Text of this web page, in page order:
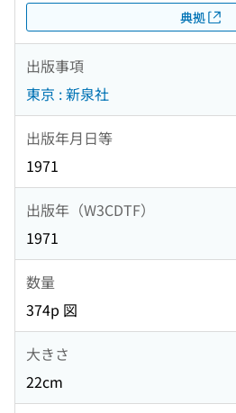
典拠
出版事項
東京 : 新泉社
出版年月日等
1971
出版年（W3CDTF）
1971
数量
374p 図
大きさ
22cm